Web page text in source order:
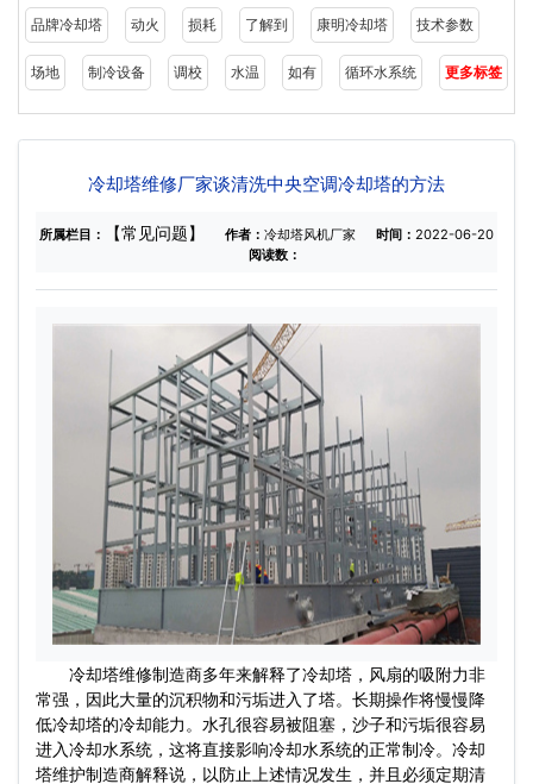
品牌冷却塔 动火 损耗 了解到 康明冷却塔 技术参数
场地 制冷设备 调校 水温 如有 循环水系统 更多标签
冷却塔维修厂家谈清洗中央空调冷却塔的方法
所属栏目： 【常见问题】 作者： 冷却塔风机厂家 时间： 2022-06-20
阅读数：
冷却塔维修制造商多年来解释了冷却塔，风扇的吸附力非
常强，因此大量的沉积物和污垢进入了塔。长期操作将慢慢降
低冷却塔的冷却能力。水孔很容易被阻塞，沙子和污垢很容易
进入冷却水系统，这将直接影响冷却水系统的正常制冷。冷却
塔维护制造商解释说，以防止上述情况发生，并且必须定期清